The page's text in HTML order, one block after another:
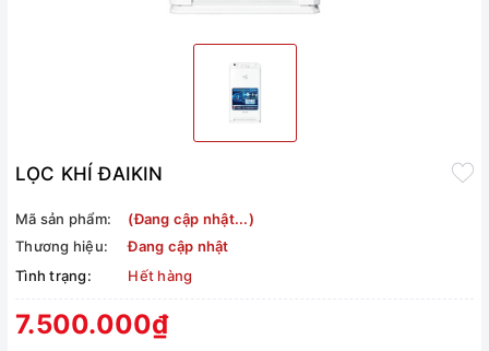
LỌC KHÍ ĐAIKIN
Mã sản phẩm:
(Đang cập nhật...)
Thương hiệu:
Đang cập nhật
Tình trạng:
Hết hàng
7.500.000₫